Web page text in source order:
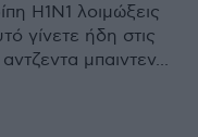
H1N1 λοιμώξεις
γίνετε ήδη στις
μπαιντεν...